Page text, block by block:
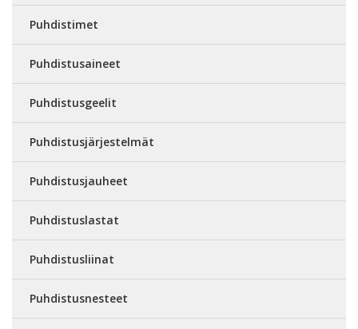
Puhdistimet
Puhdistusaineet
Puhdistusgeelit
Puhdistusjärjestelmät
Puhdistusjauheet
Puhdistuslastat
Puhdistusliinat
Puhdistusnesteet